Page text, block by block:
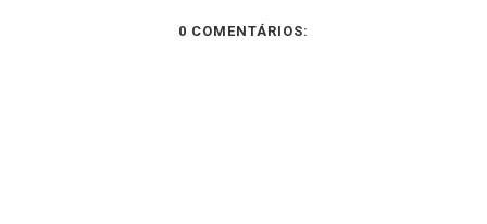
0 COMENTÁRIOS: